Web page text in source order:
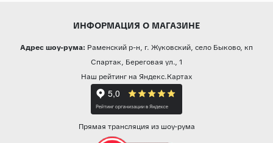
ИНФОРМАЦИЯ О МАГАЗИНЕ
Адрес шоу-рума: Раменский р-н, г. Жуковский, село Быково, кп
Спартак, Береговая ул., 1
Наш рейтинг на Яндекс.Картах
Прямая трансляция из шоу-рума